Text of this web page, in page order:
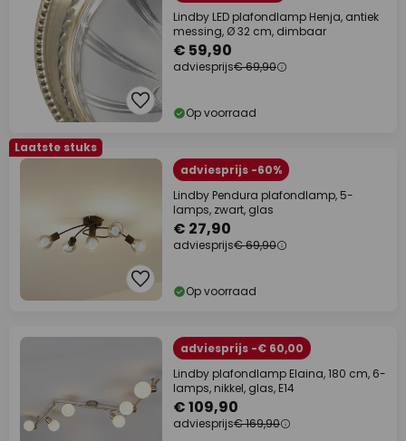
Lindby LED plafondlamp Henja, antiek
messing, Ø 32 cm, dimbaar
€ 59,90
adviesprijs€ 69,90
Op voorraad
Laatste stuks
adviesprijs -60%
Lindby Pendura plafondlamp, 5-
lamps, zwart, glas
€ 27,90
adviesprijs€ 69,90
Op voorraad
adviesprijs -€ 60,00
Lindby plafondlamp Elaina, 180 cm, 6-
lamps, nikkel, glas, E14
€ 109,90
adviesprijs€ 169,90